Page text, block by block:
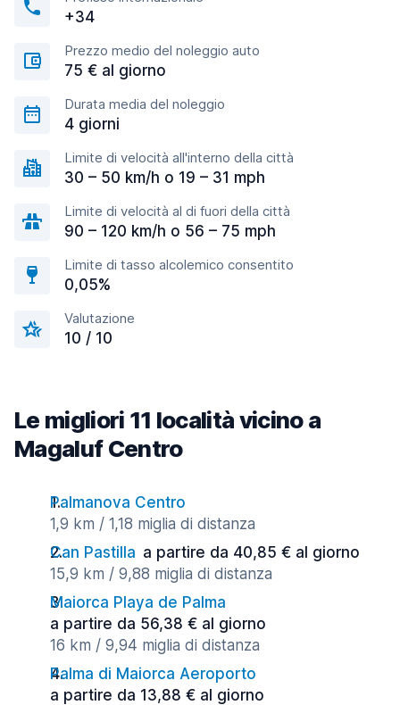
+34
Prezzo medio del noleggio auto
75 € al giorno
Durata media del noleggio
4 giorni
Limite di velocità all'interno della città
30 – 50 km/h o 19 – 31 mph
Limite di velocità al di fuori della città
90 – 120 km/h o 56 – 75 mph
Limite di tasso alcolemico consentito
0,05%
Valutazione
10 / 10
Le migliori 11 località vicino a
Magaluf Centro
Palmanova Centro
1,9 km / 1,18 miglia di distanza
Can Pastilla a partire da 40,85 € al giorno
15,9 km / 9,88 miglia di distanza
Maiorca Playa de Palma
a partire da 56,38 € al giorno
16 km / 9,94 miglia di distanza
Palma di Maiorca Aeroporto
a partire da 13,88 € al giorno